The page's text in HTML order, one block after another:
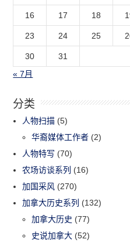
16 17 18
23 24 25
30
31
« 7月
分类
人物扫描 (5)
华裔媒体工作者 (2)
人物特写 (70)
农场访谈系列 (16)
加国采风 (270)
加拿大历史系列 (132)
加拿大历史 (77)
史说加拿大 (52)